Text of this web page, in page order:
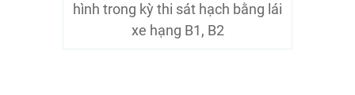
hình trong kỳ thi sát hạch bằng lái
xe hạng B1, B2